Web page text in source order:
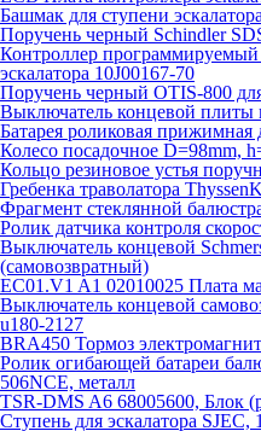
Башмак для ступени
Поручень черный Schindler
Контроллер
эскалатора 10J00167-70
Поручень черный OTIS-800
Выключатель концевой плиты
Батарея роликовая прижимная
Колесо посадочное D=98mm,
Кольцо резиновое устья
Гребенка траволатора
Фрагмент стеклянной
Ролик датчика контроля
Выключатель концевой
(самовозвратный)
EC01.V1 A1 02010025 Плата
Выключатель концевой
u180-2127
BRA450 Тормоз
Ролик огибающей батареи
506NCE, металл
TSR-DMS A6 68005600, Блок
Ступень для эскалатора